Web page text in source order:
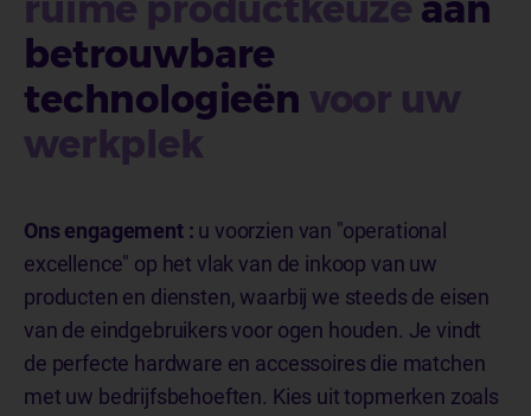
ruime productkeuze aan
betrouwbare
technologieën voor uw
werkplek
Ons engagement : u voorzien van "operational
excellence" op het vlak van de inkoop van uw
producten en diensten, waarbij we steeds de eisen
van de eindgebruikers voor ogen houden. Je vindt
de perfecte hardware en accessoires die matchen
met uw bedrijfsbehoeften. Kies uit topmerken zoals